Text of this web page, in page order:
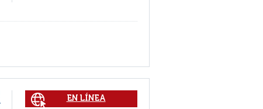
EN LÍNEA